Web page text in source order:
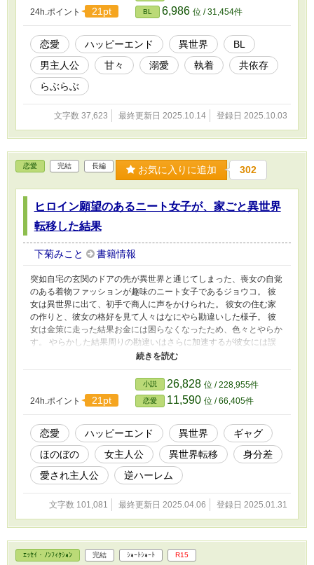
24h.ポイント 21pt BL 6,986 位 / 31,454件
恋愛 ハッピーエンド 異世界
BL
男主人公
甘々 溺愛 執着
共依存
らぶらぶ
文字数 37,623 最終更新日 2025.10.14 登録日 2025.10.03
恋愛 完結 長編 お気に入りに追加 302
ヒロイン願望のあるニート女子が、家ごと異世界
転移した結果
下菊みこと 書籍情報
突如自宅の玄関のドアの先が異世界と通じてしまった、喪女の自覚
のある着物ファッションが趣味のニート女子であるジョウコ。 彼
女は異世界に出て、初手で商人に声をかけられた。 彼女の住む家
の作りと、彼女の格好を見て人々はなにやら勘違いした様子。 彼
女は金策に走った結果お金には困らなくなったため、色々とやらか
す。 やらかした結果周りの勘違いはさらに加速するが彼女には誤
解を解く術もない。 彼女と彼女の買った奴隷達の明日はどっち
だ！？
24h.ポイント 21pt
小説 26,828 位 / 228,955件
恋愛 11,590 位 / 66,405件
恋愛 ハッピーエンド 異世界
ギャグ
ほのぼの
女主人公 異世界転移
身分差
愛され主人公
逆ハーレム
文字数 101,081 最終更新日 2025.04.06 登録日 2025.01.31
ｴｯｾｲ・ﾉﾝﾌｨｸｼｮﾝ 完結 ｼｮｰﾄｼｮｰﾄ R15